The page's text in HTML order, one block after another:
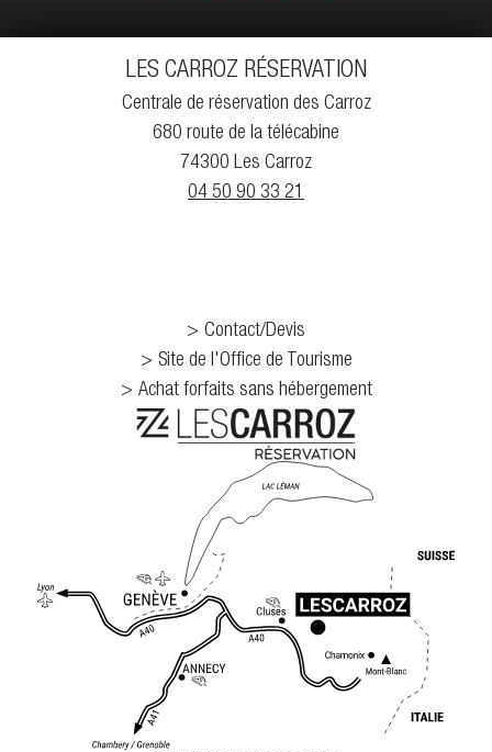
LES CARROZ RÉSERVATION
Centrale de réservation des Carroz
680 route de la télécabine
74300 Les Carroz
04 50 90 33 21
Contact/Devis
Site de l'Office de Tourisme
Achat forfaits sans hébergement